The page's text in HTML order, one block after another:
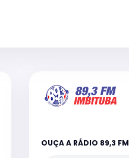
OUÇA A RÁDIO 89,3 FM